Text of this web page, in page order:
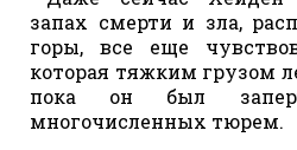
запах смерти и зла,
горы, все еще
которая тяжким грузом
пока он был
многочисленных тюрем.